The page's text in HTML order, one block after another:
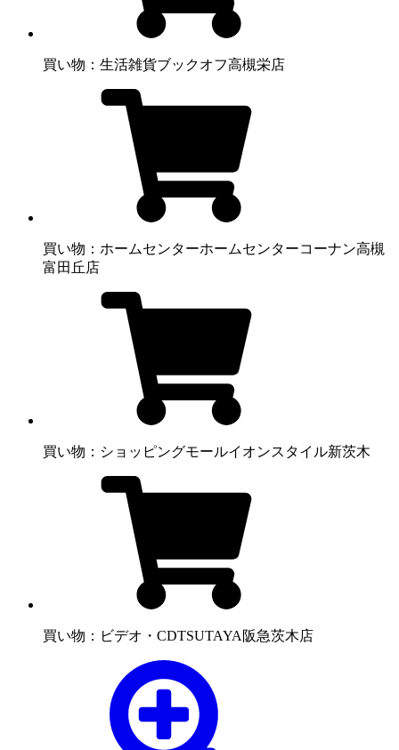
買い物：生活雑貨ブックオフ高槻栄店
買い物：ホームセンターホームセンターコーナン高槻
富田丘店
買い物：ショッピングモールイオンスタイル新茨木
買い物：ビデオ・CDTSUTAYA阪急茨木店